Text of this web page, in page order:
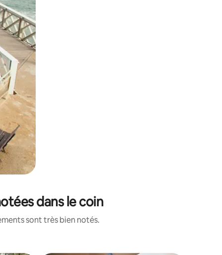
en les faisant glisser.
dans le coin
sont très bien notés.